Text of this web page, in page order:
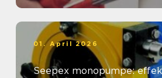
01. April 2026
Seepex monopumpe: